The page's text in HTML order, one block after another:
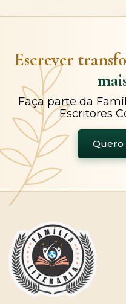
Escrever
Faça parte da
Escritores
Quero